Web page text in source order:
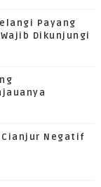
Payang
Dikunjungi
Cianjur Negatif